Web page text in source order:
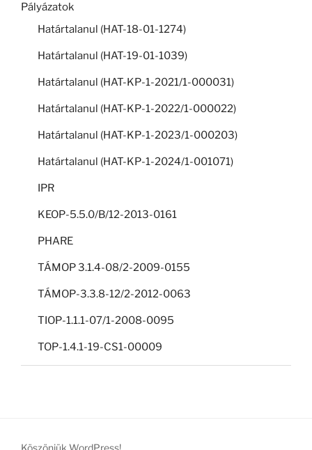
Pályázatok
Határtalanul (HAT-18-01-1274)
Határtalanul (HAT-19-01-1039)
Határtalanul (HAT-KP-1-2021/1-000031)
Határtalanul (HAT-KP-1-2022/1-000022)
Határtalanul (HAT-KP-1-2023/1-000203)
Határtalanul (HAT-KP-1-2024/1-001071)
IPR
KEOP-5.5.0/B/12-2013-0161
PHARE
TÁMOP 3.1.4-08/2-2009-0155
TÁMOP-3.3.8-12/2-2012-0063
TIOP-1.1.1-07/1-2008-0095
TOP-1.4.1-19-CS1-00009
Köszönjük WordPress!